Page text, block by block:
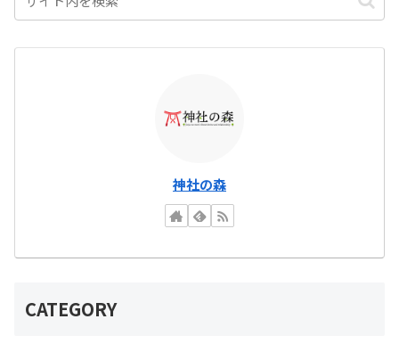
神社の森
CATEGORY